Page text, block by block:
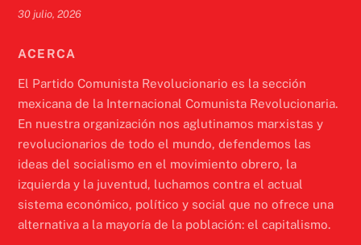
30 julio, 2026
ACERCA
El Partido Comunista Revolucionario es la sección
mexicana de la Internacional Comunista Revolucionaria.
En nuestra organización nos aglutinamos marxistas y
revolucionarios de todo el mundo, defendemos las
ideas del socialismo en el movimiento obrero, la
izquierda y la juventud, luchamos contra el actual
sistema económico, político y social que no ofrece una
alternativa a la mayoría de la población: el capitalismo.